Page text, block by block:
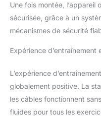
Une fois montée, l’appareil
sécurisée, grâce à un
mécanismes de sécurité
Expérience d’entraînement
L’expérience
globalement positive. La
les câbles fonctionnent
fluides pour tous les